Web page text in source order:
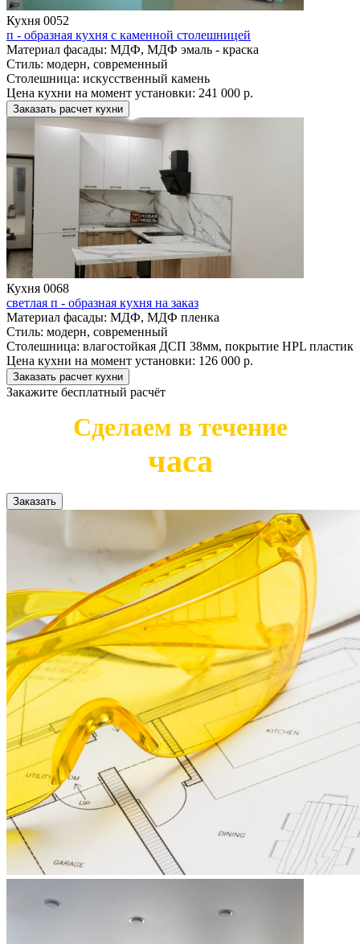
Кухня 0052
п - образная кухня с каменной столешницей
Материал фасады: МДФ, МДФ эмаль - краска
Стиль: модерн, современный
Столешница: искусственный камень
Цена кухни на момент установки: 241 000 р.
Заказать расчет кухни
Кухня 0068
светлая п - образная кухня на заказ
Материал фасады: МДФ, МДФ пленка
Стиль: модерн, современный
Столешница: влагостойкая ДСП 38мм, покрытие HPL пластик
Цена кухни на момент установки: 126 000 р.
Заказать расчет кухни
Закажите бесплатный расчёт
Сделаем в течение
часа
Заказать